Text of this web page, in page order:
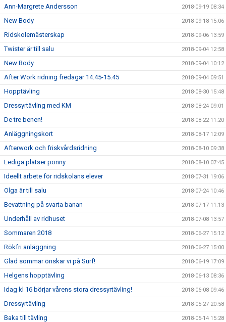
Ann-Margrete Andersson 2018-09-19 08:34
New Body 2018-09-18 15:06
Ridskolemästerskap 2018-09-06 13:59
Twister är till salu 2018-09-04 12:58
New Body 2018-09-04 10:12
After Work ridning fredagar 14.45-15.45 2018-09-04 09:51
Hopptävling 2018-08-30 15:48
Dressyrtävling med KM 2018-08-24 09:01
De tre benen! 2018-08-22 11:20
Anläggningskort 2018-08-17 12:09
Afterwork och friskvårdsridning 2018-08-10 09:38
Lediga platser ponny 2018-08-10 07:45
Ideellt arbete för ridskolans elever 2018-07-31 19:06
Olga är till salu 2018-07-24 10:46
Bevattning på svarta banan 2018-07-17 11:13
Underhåll av ridhuset 2018-07-08 13:57
Sommaren 2018 2018-06-27 15:12
Rökfri anläggning 2018-06-27 15:00
Glad sommar önskar vi på Surf! 2018-06-19 17:09
Helgens hopptävling 2018-06-13 08:36
Idag kl 16 börjar vårens stora dressyrtävling! 2018-06-08 09:46
Dressyrtävling 2018-05-27 20:58
Baka till tävling 2018-05-14 15:28